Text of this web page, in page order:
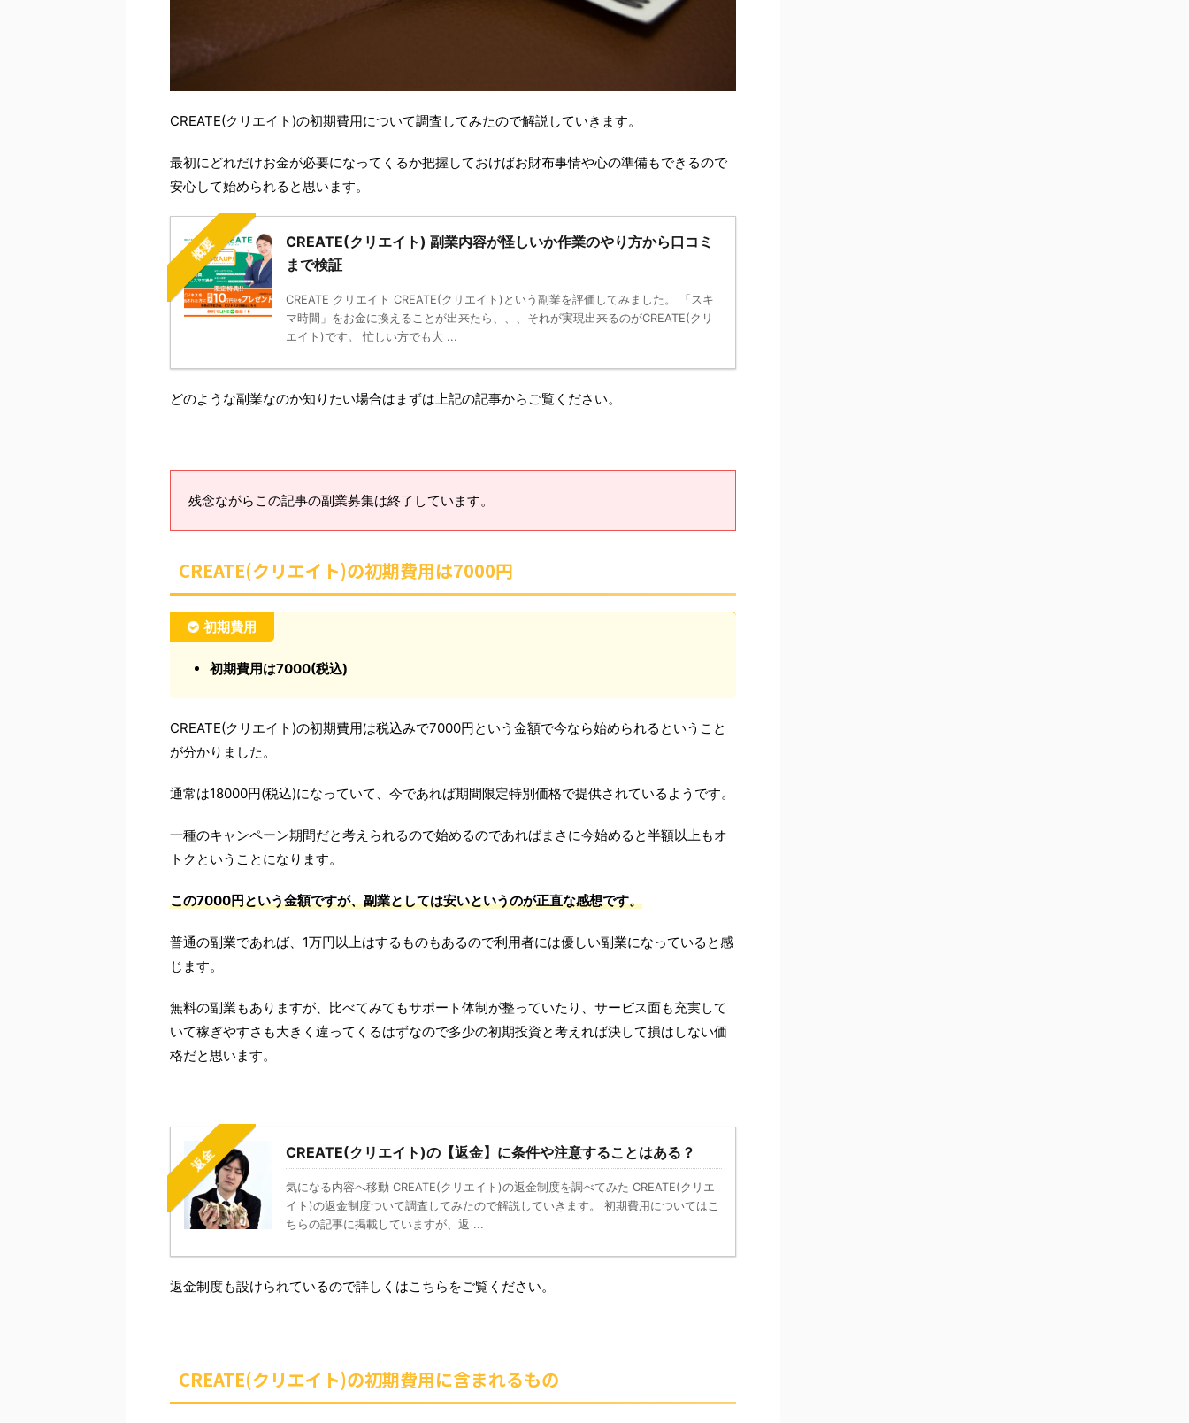
CREATE(クリエイト)の初期費用について調査してみたので解説していきます。
最初にどれだけお金が必要になってくるか把握しておけばお財布事情や心の準備もできるので
安心して始められると思います。
概要
CREATE(クリエイト) 副業内容が怪しいか作業のやり方から口コミ
まで検証
CREATE クリエイト CREATE(クリエイト)という副業を評価してみました。 「スキ
マ時間」をお金に換えることが出来たら、、、それが実現出来るのがCREATE(クリ
エイト)です。 忙しい方でも大 ...
どのような副業なのか知りたい場合はまずは上記の記事からご覧ください。
残念ながらこの記事の副業募集は終了しています。
CREATE(クリエイト)の初期費用は7000円
初期費用
初期費用は7000(税込)
CREATE(クリエイト)の初期費用は税込みで7000円という金額で今なら始められるということ
が分かりました。
通常は18000円(税込)になっていて、今であれば期間限定特別価格で提供されているようです。
一種のキャンペーン期間だと考えられるので始めるのであればまさに今始めると半額以上もオ
トクということになります。
この7000円という金額ですが、副業としては安いというのが正直な感想です。
普通の副業であれば、1万円以上はするものもあるので利用者には優しい副業になっていると感
じます。
無料の副業もありますが、比べてみてもサポート体制が整っていたり、サービス面も充実して
いて稼ぎやすさも大きく違ってくるはずなので多少の初期投資と考えれば決して損はしない価
格だと思います。
返金 CREATE(クリエイト)の【返金】に条件や注意することはある？
気になる内容へ移動 CREATE(クリエイト)の返金制度を調べてみた CREATE(クリエ
イト)の返金制度ついて調査してみたので解説していきます。 初期費用についてはこ
ちらの記事に掲載していますが、返 ...
返金制度も設けられているので詳しくはこちらをご覧ください。
CREATE(クリエイト)の初期費用に含まれるもの